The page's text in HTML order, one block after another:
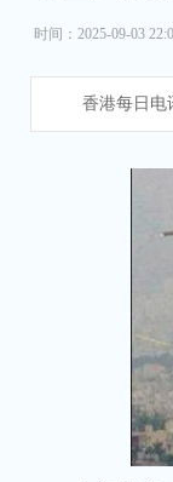
时间：2025-09-03
香港每日电讯